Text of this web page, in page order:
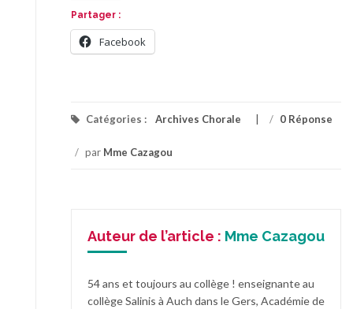
Partager :
Facebook
Catégories : Archives Chorale / 0 Réponse
/ par Mme Cazagou
Auteur de l’article : Mme Cazagou
54 ans et toujours au collège ! enseignante au
collège Salinis à Auch dans le Gers, Académie de